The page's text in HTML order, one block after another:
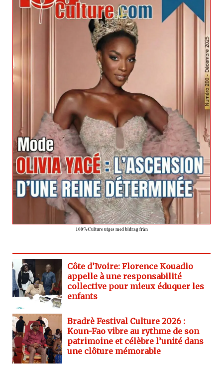
100%Culture utges med bidrag från
Côte d’Ivoire: Florence Kouadio
appelle à une responsabilité
collective pour mieux éduquer les
enfants
Bradrè Festival Culture 2026 :
Koun-Fao vibre au rythme de son
patrimoine et célèbre l’unité dans
une clôture mémorable